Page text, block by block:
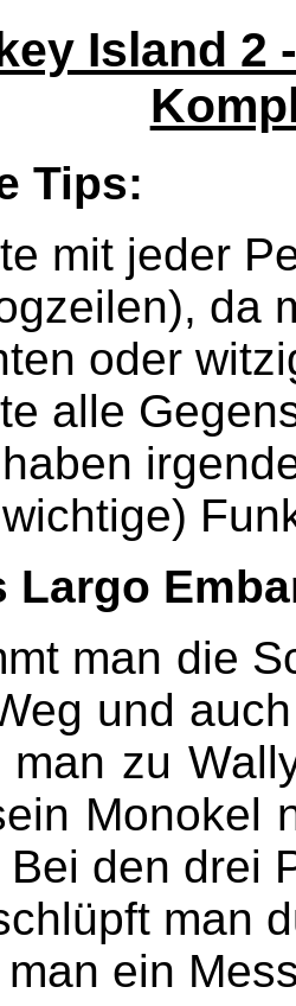
Island 2
Tips:
mit jeder
da
oder
alle
Largo
man die
und
man zu
Monokel
den drei
man
ein